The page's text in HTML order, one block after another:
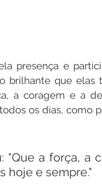
presença e
brilhante que elas
a coragem e a
os dias, como
"Que a força, a
hoje e sempre."